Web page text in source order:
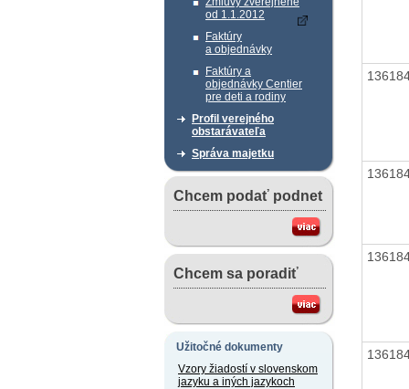
od 1.1.2012
Faktúry
a objednávky
Faktúry a
objednávky Centier
pre deti a rodiny
Profil verejného
obstarávateľa
Správa majetku
Chcem podať podnet
Chcem sa poradiť
Užitočné dokumenty
Vzory žiadostí v slovenskom
jazyku a iných jazykoch